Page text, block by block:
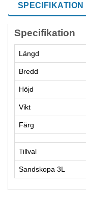
SPECIFIKATION
Specifikation
Längd
Bredd
Höjd
Vikt
Färg
Tillval
Sandskopa 3L